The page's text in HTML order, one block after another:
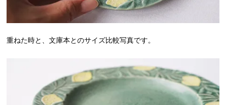
重ねた時と、文庫本とのサイズ比較写真です。